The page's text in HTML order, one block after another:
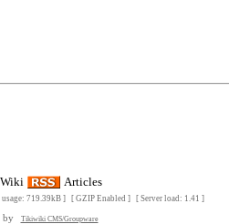
Wiki Articles
719.39kB ] [ GZIP Enabled ] [ Server load: 1.41 ]
by Tikiwiki CMS/Groupware